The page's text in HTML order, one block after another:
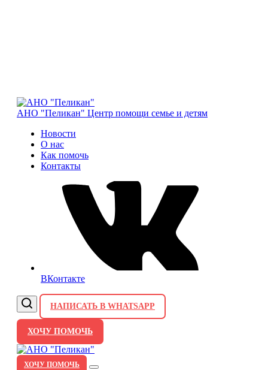
АНО "Пеликан" Центр помощи семье и детям
Новости
О нас
Как помочь
Контакты
ВКонтакте
НАПИСАТЬ В WHATSAPP
ХОЧУ ПОМОЧЬ
ХОЧУ ПОМОЧЬ